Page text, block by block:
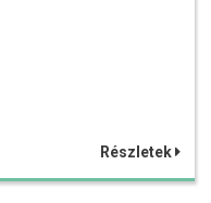
Részletek